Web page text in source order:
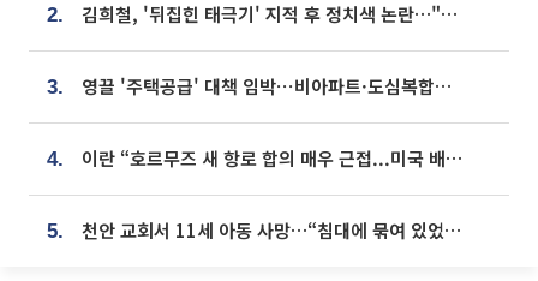
2. 김희철, '뒤집힌 태극기' 지적 후 정치색 논란…"좌우 떠나 우리나라 국기"
3. 영끌 '주택공급' 대책 임박⋯비아파트·도심복합까지 총동원
4. 이란 “호르무즈 새 항로 합의 매우 근접...미국 배상 먼저”
5. 천안 교회서 11세 아동 사망…“침대에 묶여 있었다” 진술 확보